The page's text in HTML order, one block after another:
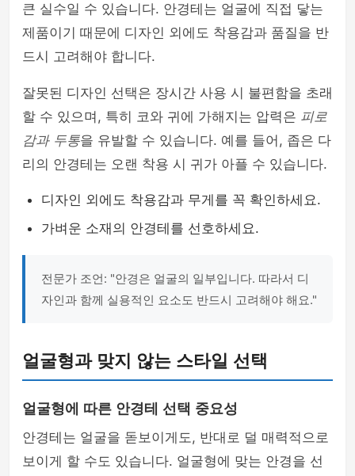
큰 실수일 수 있습니다. 안경테는 얼굴에 직접 닿는
제품이기 때문에 디자인 외에도 착용감과 품질을 반
드시 고려해야 합니다.
잘못된 디자인 선택은 장시간 사용 시 불편함을 초래
할 수 있으며, 특히 코와 귀에 가해지는 압력은 피로
감과 두통을 유발할 수 있습니다. 예를 들어, 좁은 다
리의 안경테는 오랜 착용 시 귀가 아플 수 있습니다.
디자인 외에도 착용감과 무게를 꼭 확인하세요.
가벼운 소재의 안경테를 선호하세요.
전문가 조언: "안경은 얼굴의 일부입니다. 따라서 디
자인과 함께 실용적인 요소도 반드시 고려해야 해요."
얼굴형과 맞지 않는 스타일 선택
얼굴형에 따른 안경테 선택 중요성
안경테는 얼굴을 돋보이게도, 반대로 덜 매력적으로
보이게 할 수도 있습니다. 얼굴형에 맞는 안경을 선